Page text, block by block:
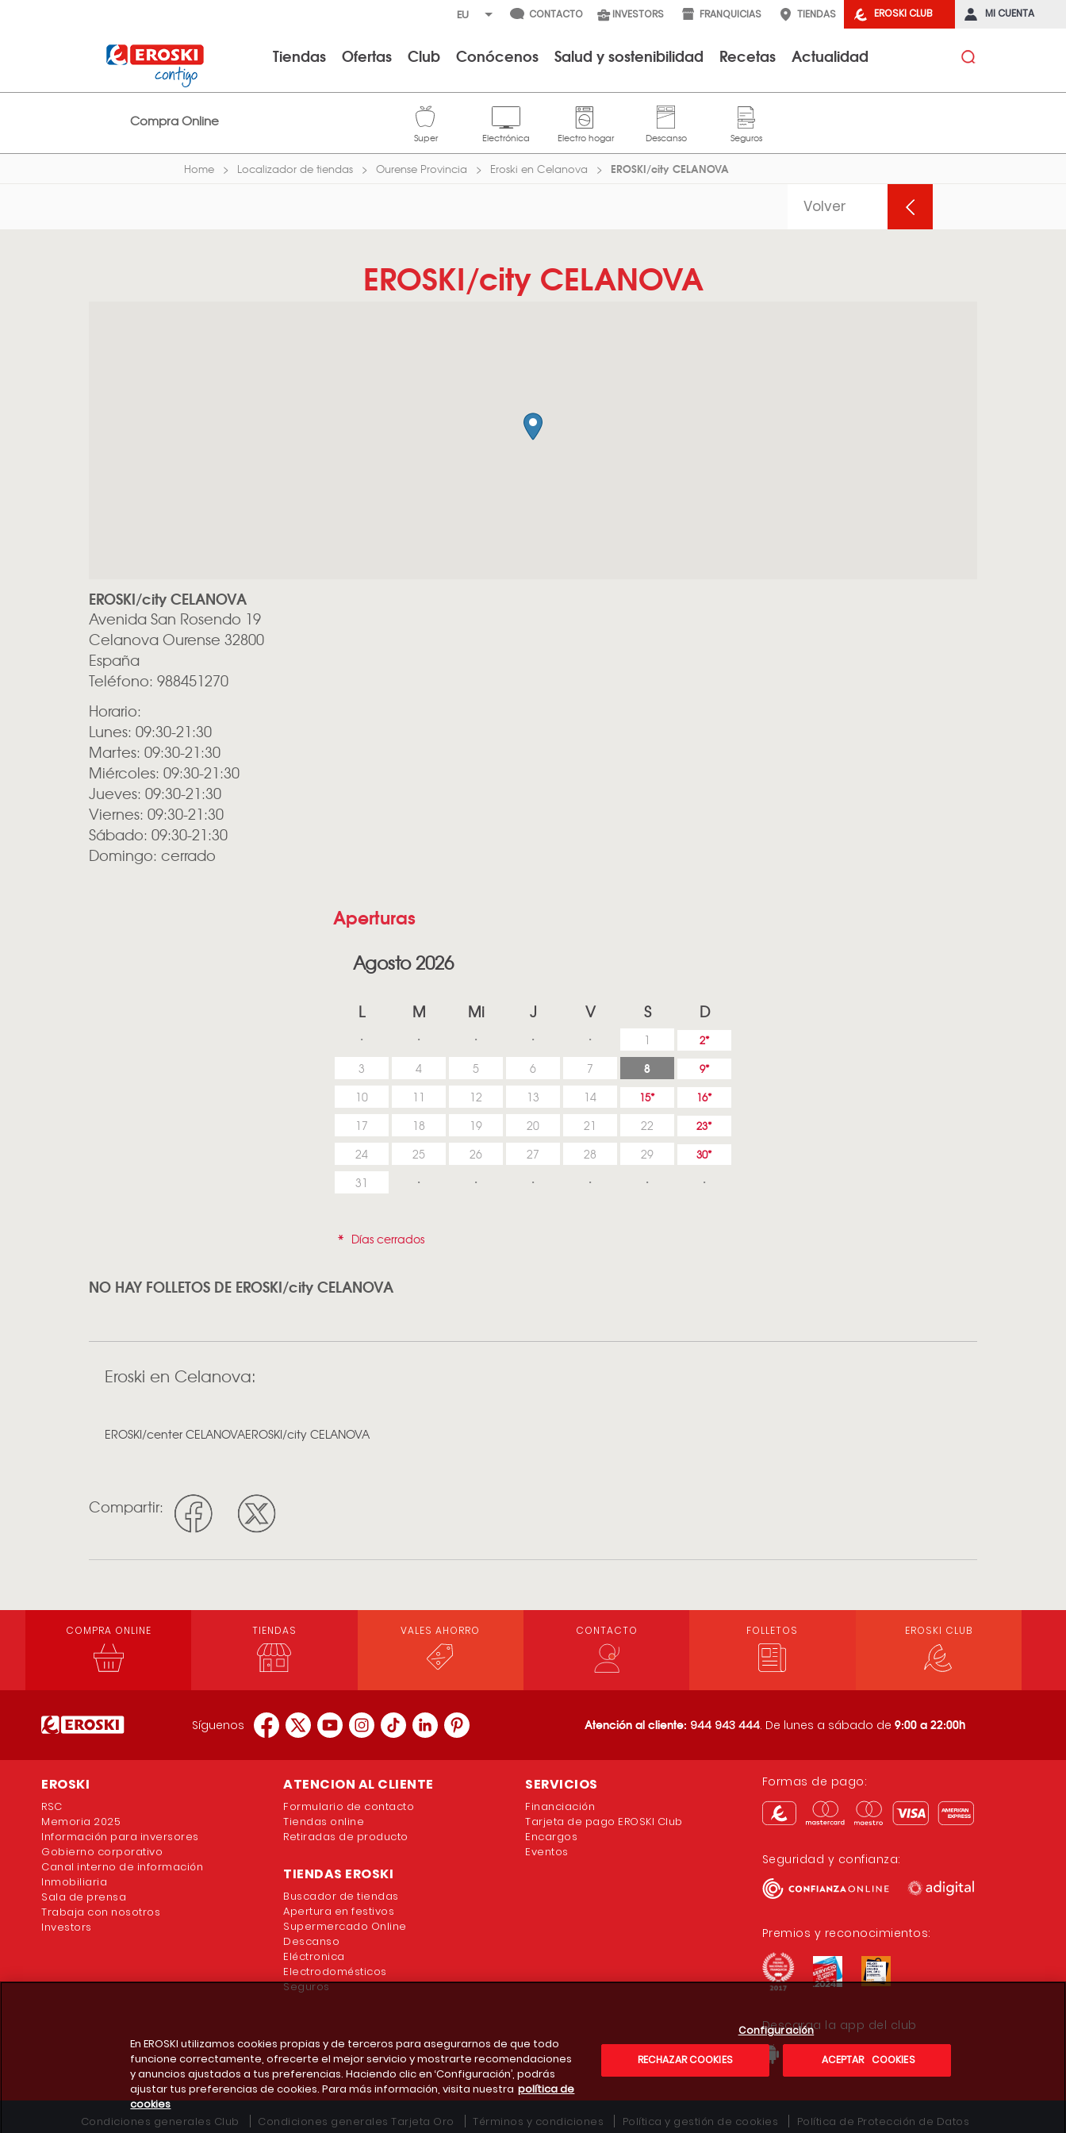
EROSKI CLUB MI CUENTA
CONTACTO INVESTORS FRANQUICIAS TIENDAS
Tiendas Ofertas Club Conócenos Salud y sostenibilidad Recetas Actualidad
Compra Online
Home Localizador de tiendas Ourense Provincia Eroski en Celanova EROSKI/city CELANOVA
Volver
EROSKI/city CELANOVA
EROSKI/city CELANOVA
Avenida San Rosendo 19
Celanova Ourense 32800
España
Teléfono: 988451270
Horario:
Lunes: 09:30-21:30
Martes: 09:30-21:30
Miércoles: 09:30-21:30
Jueves: 09:30-21:30
Viernes: 09:30-21:30
Sábado: 09:30-21:30
Domingo: cerrado
Aperturas
Agosto 2026
L M Mi J V S D
1 2
3 4 5 6 7 8 9
10 11 12 13 14 15 16
17 18 19 20 21 22 23
24 25 26 27 28 29 30
31
* Días cerrados
NO HAY FOLLETOS DE EROSKI/city CELANOVA
Eroski en Celanova:
EROSKI/center CELANOVAEROSKI/city CELANOVA
Compartir:
COMPRA ONLINE TIENDAS VALES AHORRO CONTACTO FOLLETOS EROSKI CLUB
Síguenos Atención al cliente: 944 943 444. De lunes a sábado de 9:00 a 22:00h
EROSKI
RSC
Memoria 2025
Información para inversores
Gobierno corporativo
Canal interno de información
Inmobiliaria
Sala de prensa
Trabaja con nosotros
Investors
ATENCION AL CLIENTE
Formulario de contacto
Tiendas online
Retiradas de producto
TIENDAS EROSKI
Buscador de tiendas
Apertura en festivos
Supermercado Online
Descanso
Eléctronica
Electrodomésticos
Seguros
SERVICIOS
Financiación
Tarjeta de pago EROSKI Club
Encargos
Eventos
Formas de pago:
Seguridad y confianza:
Premios y reconocimientos:
Descarga la app del club
Condiciones generales Club Condiciones generales Tarjeta Oro Términos y condiciones Política y gestión de cookies Política de Protección de Datos
En EROSKI utilizamos cookies propias y de terceros para asegurarnos de que todo
funcione correctamente, ofrecerte el mejor servicio y mostrarte recomendaciones
y anuncios ajustados a tus preferencias. Haciendo clic en ‘Configuración’, podrás
ajustar tus preferencias de cookies. Para más información, visita nuestra política de
cookies
Configuración
RECHAZAR COOKIES ACEPTAR COOKIES